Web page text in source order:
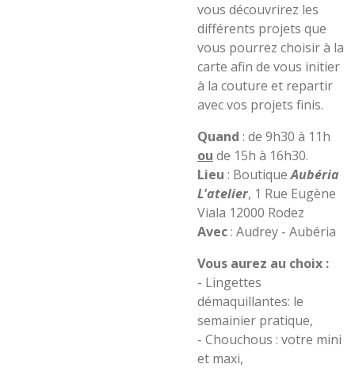
vous découvrirez les
différents projets que
vous pourrez choisir à la
carte afin de vous initier
à la couture et repartir
avec vos projets finis.
Quand : de 9h30 à 11h
ou de 15h à 16h30.
Lieu : BoutiqueAubéria
L'atelier, 1 Rue Eugène
Viala 12000 Rodez
Avec: Audrey - Aubéria
Vous aurez au choix :
- Lingettes
démaquillantes: le
semainier pratique,
- Chouchous : votre mini
et maxi,